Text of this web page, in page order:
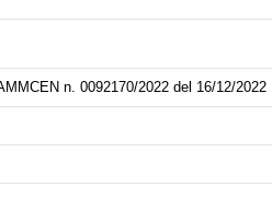
n. 0092170/2022 del 16/12/2022